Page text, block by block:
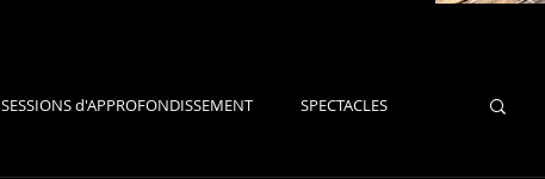
SESSIONS d'APPROFONDISSEMENT SPECTACLES